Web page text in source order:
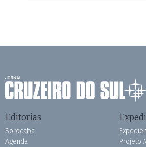
Editorias
Sorocaba
Agenda
Projeto